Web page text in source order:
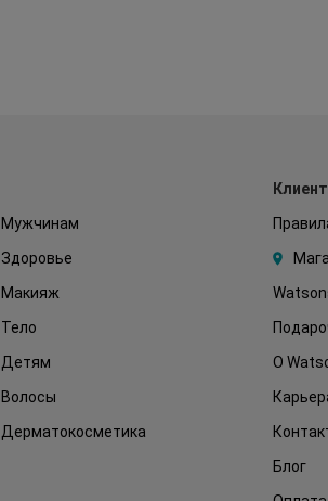
Мужчинам
Здоровье
Макияж
Тело
Детям
Волосы
Дерматокосметика
О
Блог